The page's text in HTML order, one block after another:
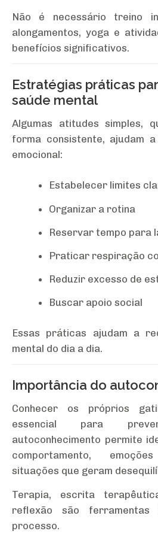
Não é necessário treino
alongamentos, yoga e
benefícios significativos.
Estratégias práticas
saúde mental
Algumas atitudes simples,
forma consistente, ajudam
emocional:
Estabelecer limites
Organizar a rotina
Reservar tempo para
Praticar respiração
Reduzir excesso de
Buscar apoio social
Essas práticas ajudam a
mental do dia a dia.
Importância do
Conhecer os próprios
essencial para
autoconhecimento permite
comportamento,
situações que geram
Terapia, escrita
reflexão são ferramentas
processo.